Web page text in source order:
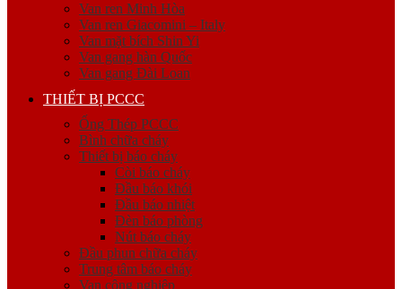
Van ren Minh Hòa
Van ren Giacomini – Italy
Van mặt bích Shin Yi
Van gang hàn Quốc
Van gang Đài Loan
THIẾT BỊ PCCC
Ống Thép PCCC
Bình chữa cháy
Thiết bị báo cháy
Còi báo cháy
Đầu báo khói
Đầu báo nhiệt
Đèn báo phòng
Nút báo cháy
Đầu phun chữa cháy
Trung tâm báo cháy
Van công nghiệp